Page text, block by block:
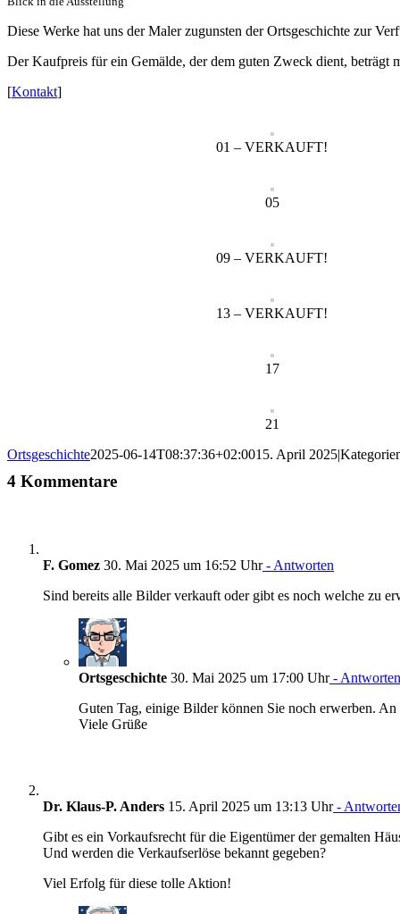
Diese Werke hat uns der Maler zugunsten der Ortsgeschichte zur
Der Kaufpreis für ein Gemälde, der dem guten Zweck dient, beträgt
[Kontakt]
01 – VERKAUFT!
05
09 – VERKAUFT!
13 – VERKAUFT!
17
21
Ortsgeschichte2025-06-14T08:37:36+02:0015. April 2025|
4 Kommentare
F. Gomez 30. Mai 2025 um 16:52 Uhr- Antworten
Sind bereits alle Bilder verkauft oder gibt es noch welche zu
Ortsgeschichte 30. Mai 2025 um 17:00 Uhr- Antworten
Guten Tag, einige Bilder können Sie noch erwerben.
Viele Grüße
Dr. Klaus-P. Anders 15. April 2025 um 13:13 Uhr-
Gibt es ein Vorkaufsrecht für die Eigentümer der gemalten
Und werden die Verkaufserlöse bekannt gegeben?
Viel Erfolg für diese tolle Aktion!